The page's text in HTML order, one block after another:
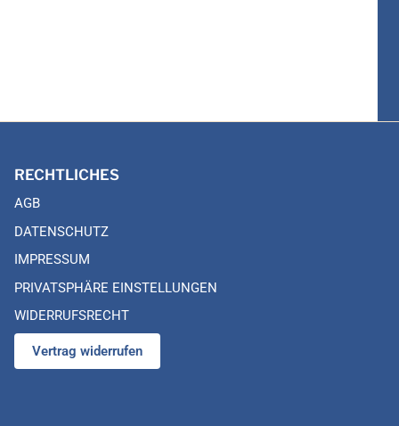
RECHTLICHES
AGB
DATENSCHUTZ
IMPRESSUM
PRIVATSPHÄRE EINSTELLUNGEN
WIDERRUFSRECHT
Vertrag widerrufen